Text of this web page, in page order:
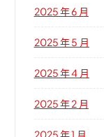
2025 年 6 月
2025 年 5 月
2025 年 4 月
2025 年 2 月
2025 年 1 月